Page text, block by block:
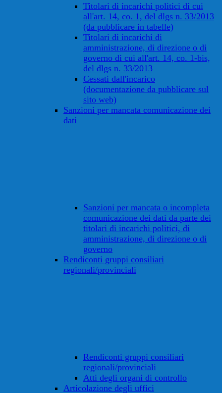
Titolari di incarichi politici di cui
all'art. 14, co. 1, del dlgs n. 33/2013
(da pubblicare in tabelle)
Titolari di incarichi di
amministrazione, di direzione o di
governo di cui all'art. 14, co. 1-bis,
del dlgs n. 33/2013
Cessati dall'incarico
(documentazione da pubblicare sul
sito web)
Sanzioni per mancata comunicazione dei
dati
Sanzioni per mancata o incompleta
comunicazione dei dati da parte dei
titolari di incarichi politici, di
amministrazione, di direzione o di
governo
Rendiconti gruppi consiliari
regionali/provinciali
Rendiconti gruppi consiliari
regionali/provinciali
Atti degli organi di controllo
Articolazione degli uffici